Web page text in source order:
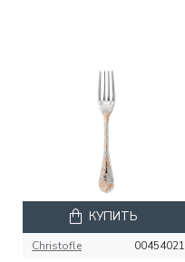
Christofle 00454021
КУПИТЬ